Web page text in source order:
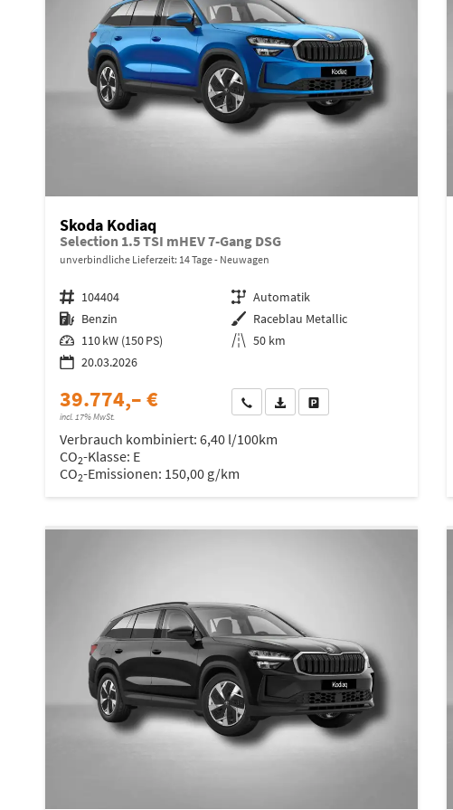
Skoda Kodiaq
Selection 1.5 TSI mHEV 7-Gang DSG
unverbindliche Lieferzeit: 14 Tage Neuwagen
Fahrzeugnr. 104404 Getriebe Automatik
Kraftstoff Benzin Außenfarbe Raceblau Metallic
Leistung 110 kW (150 PS) Kilometerstand 50 km
20.03.2026
39.774,– €
incl. 17% MwSt.
Wir rufen Sie an
Fahrzeugexposé (PDF)
Fahrzeug parken
Verbrauch kombiniert: 6,40 l/100km
CO2-Klasse: E
CO2-Emissionen: 150,00 g/km